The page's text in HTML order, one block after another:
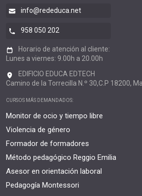
info@rededuca.net
958 050 202
Horario de atención al cliente:
Lunes a viernes: 9.00h a 20.00h
EDIFICIO EDUCA EDTECH
Camino de la Torrecilla N.º 30,C.P 18200,
CURSOS MÁS DEMANDADOS:
Monitor de ocio y tiempo libre
Violencia de género
Formador de formadores
Método pedagógico Reggio Emilia
Asesor en orientación laboral
Pedagogía Montessori